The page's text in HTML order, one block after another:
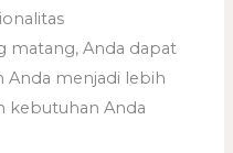
matang, Anda dapat
Anda menjadi lebih
kebutuhan Anda